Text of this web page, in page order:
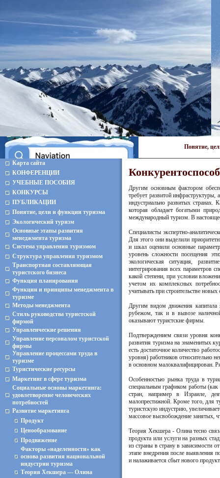
Понятие,
Карта сайта
КОНФЕРЕНЦИИ
УЧЕБНЫЕ ПОСОБИЯ
КОНКУРСЫ
ПУБЛИКАЦИИ
Понятие, цели и функции туризма
Экологический туризм
Основные этапы развития
менеджмента туризма
Система управления туризмом
Структура управления туризмом
Транспортная составляющая
туристского бизнеса
Функция планирования
Функции и принципы менеджмента в
туризме
Методы менеджмента
Стиль руководства туристской
фирмой
Управленческие решения
Управление персоналом туристской
фирмы
Управление процессами труда в
туризме
Туристические ресурсы
Маркетинг в сфере туризма
Социальные основы маркетинга:
удовлетворение человеческих
потребностей
Развитие маркетинга
Продукт
Ценообразование
Продвижение
Факторы «наделенности» как
основа развития национальной
индустрии туризма
Теория Хекшера — Олина
Другим основным фактором
требует развитой
индустриально развитых странах.
которая обладает богатыми
международный туризм. В
Специалисты экспертно-
Для этого они выделили
и шкал оценили основные
уровень сложности посещения
экологическая ситуация,
интегрирования всех параметров
какой степени, при условии
учетом их комплексных
учитывать при строительстве
Другим видом движения капитала
рубежом, так и в вывозе
оказывают туристские фирмы.
Подтверждением связи уровня
развития туризма на знаменитых
есть достаточное количество
уровня) работников относительно
в основном малоквалифицирован.
Особенностью рынка труда в
специальным графиком работы (как
стран, например в Израиле,
малопрестижной. Кроме того, для
туристскую индустрию,
массовое высвобождение занятых,
Теория Хекшера - Олина тесно
продукта или услуги на разных
из страны в страну в зависимости
этапе внедрения после выявления
и налаживается сбыт нового